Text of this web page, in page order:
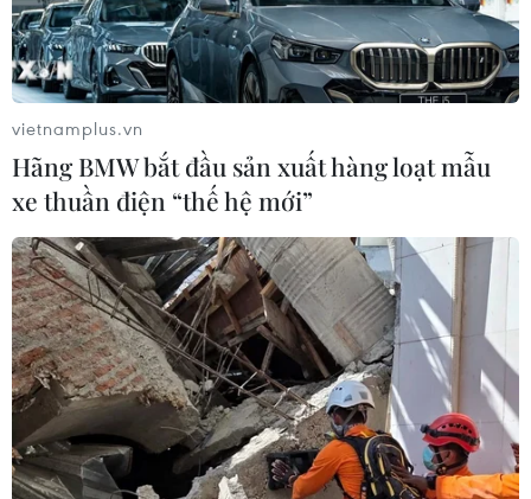
TIN CÙNG CHUYÊN MỤC
Mở ra giai đoạn triển khai thực chất
quan hệ giữa Việt Nam và Australia
07/08/2026 01:27
vietnamplus.vn
Hãng BMW bắt đầu sản xuất hàng loạt mẫu
xe thuần điện “thế hệ mới”